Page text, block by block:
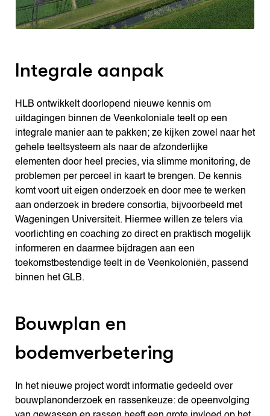
Integrale aanpak
HLB ontwikkelt doorlopend nieuwe kennis om
uitdagingen binnen de Veenkoloniale teelt op een
integrale manier aan te pakken; ze kijken zowel naar het
gehele teeltsysteem als naar de afzonderlijke
elementen door heel precies, via slimme monitoring, de
problemen per perceel in kaart te brengen. De kennis
komt voort uit eigen onderzoek en door mee te werken
aan onderzoek in bredere consortia, bijvoorbeeld met
Wageningen Universiteit. Hiermee willen ze telers via
voorlichting en coaching zo direct en praktisch mogelijk
informeren en daarmee bijdragen aan een
toekomstbestendige teelt in de Veenkoloniën, passend
binnen het GLB.
Bouwplan en
bodemverbetering
In het nieuwe project wordt informatie gedeeld over
bouwplanonderzoek en rassenkeuze: de opeenvolging